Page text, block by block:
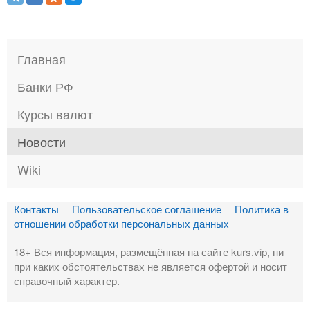
Главная
Банки РФ
Курсы валют
Новости
Wiki
Контакты Пользовательское соглашение
Политика в
отношении обработки персональных данных
18+ Вся информация, размещённая на сайте kurs.vip, ни
при каких обстоятельствах не является офертой и носит
справочный характер.